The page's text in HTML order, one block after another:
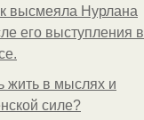
высмеяла Нурлана
его выступления в
жить в мыслях и
силе?